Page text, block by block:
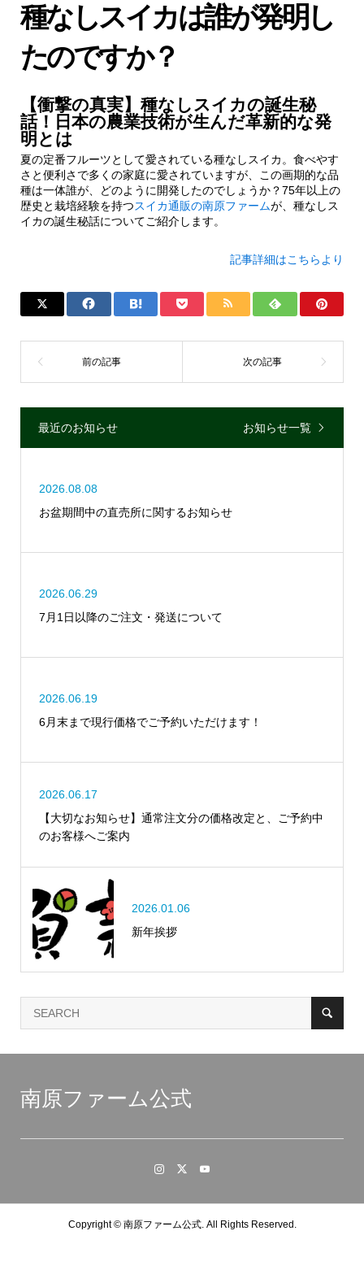
種なしスイカは誰が発明し
たのですか？
【衝撃の真実】種なしスイカの誕生秘
話！日本の農業技術が生んだ革新的な発
明とは
夏の定番フルーツとして愛されている種なしスイカ。食べやす
さと便利さで多くの家庭に愛されていますが、この画期的な品
種は一体誰が、どのように開発したのでしょうか？75年以上の
歴史と栽培経験を持つスイカ通販の南原ファームが、種なしス
イカの誕生秘話についてご紹介します。
記事詳細はこちらより
最近のお知らせ お知らせ一覧
2026.08.08
お盆期間中の直売所に関するお知らせ
2026.06.29
7月1日以降のご注文・発送について
2026.06.19
6月末まで現行価格でご予約いただけます！
2026.06.17
【大切なお知らせ】通常注文分の価格改定と、ご予約中
のお客様へご案内
2026.01.06
新年挨拶
南原ファーム公式
Copyright ©南原ファーム公式. All Rights Reserved.